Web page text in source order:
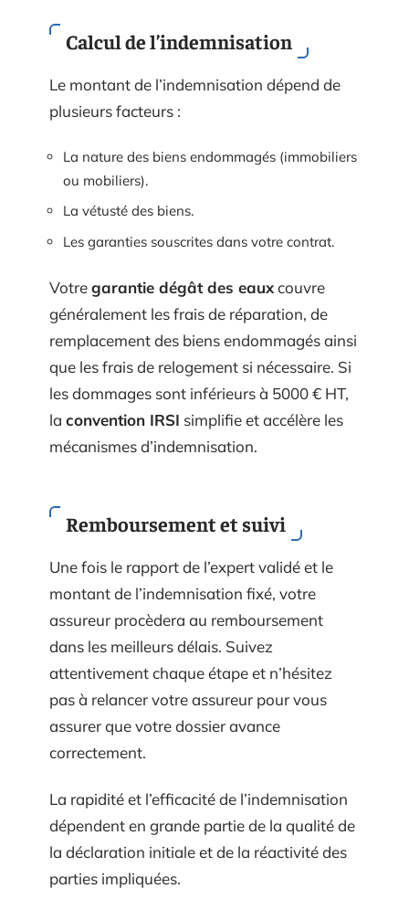
Calcul de l’indemnisation
Le montant de l’indemnisation dépend de
plusieurs facteurs :
La nature des biens endommagés (immobiliers
ou mobiliers).
La vétusté des biens.
Les garanties souscrites dans votre contrat.
Votregarantie dégât des eauxcouvre
généralement les frais de réparation, de
remplacement des biens endommagés ainsi
que les frais de relogement si nécessaire. Si
les dommages sont inférieurs à 5000 € HT,
la convention IRSI simplifie et accélère les
mécanismes d’indemnisation.
Remboursement et suivi
Une fois le rapport de l’expert validé et le
montant de l’indemnisation fixé, votre
assureur procèdera au remboursement
dans les meilleurs délais. Suivez
attentivement chaque étape et n’hésitez
pas à relancer votre assureur pour vous
assurer que votre dossier avance
correctement.
La rapidité et l’efficacité de l’indemnisation
dépendent en grande partie de la qualité de
la déclaration initiale et de la réactivité des
parties impliquées.